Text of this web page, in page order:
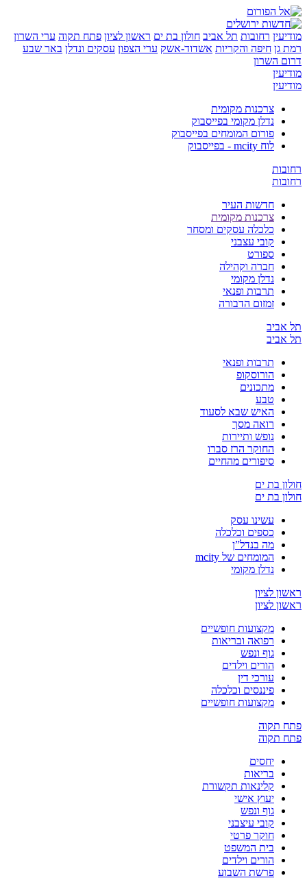
רחובות תל אביב חולון בת ים ראשון לציון פתח תקוה ערי השרון
חיפה והקריות אשדוד-אשק ערי הצפון עסקים ונדלן באר שבע
צרכנות מקומית
נדלן מקומי בפייסבוק
פורום המומחים בפייסבוק
חדשות העיר
צרכנות מקומית
כלכלה עסקים ומסחר
קובי עצבני
ספורט
חברה וקהילה
נדלן מקומי
תרבות ופנאי
זמזום הדבורה
תרבות ופנאי
הורוסקופ
מתכונים
טבע
האיש שבא לסעוד
רואה מסך
נופש ותיירות
החוקר הרז סברו
סיפורים מהחיים
בת ים
בת ים
עשינו עסק
כספים וכלכלה
מה בנדל”ן
המומחים של mcity
נדלן מקומי
לציון
לציון
מקצועות חופשיים
רפואה ובריאות
גוף ונפש
הורים וילדים
עורכי דין
פיננסים וכלכלה
מקצועות חופשיים
יחסים
בריאות
קלינאות תקשורת
יעוץ אישי
גוף ונפש
קובי עיצבני
חוקר פרטי
בית המשפט
הורים וילדים
פרשת השבוע